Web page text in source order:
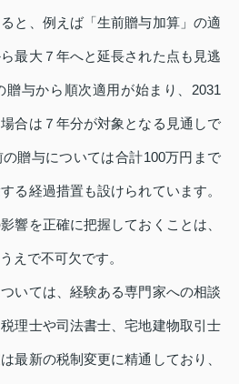
と、例えば「生前贈与加算」の適
最大７年へと延長された点も見逃
贈与から順次適用が始まり、2031
合は７年分が対象となる見通しで
贈与については合計100万円まで
る経過措置も設けられています。
響を正確に把握しておくことは、
えで不可欠です。
いては、経験ある専門家への相談
理士や司法書士、宅地建物取引士
最新の税制変更に精通しており、